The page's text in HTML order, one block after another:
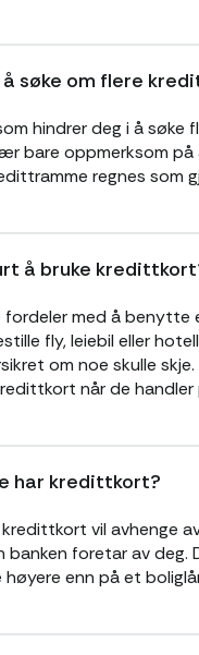
å søke om flere
hindrer deg i å søke
bare oppmerksom på
regnes som
å bruke
fordeler med å
fly, leiebil eller
om noe skulle skje.
når de
har kredittkort?
vil avhenge
banken foretar av deg.
enn på et